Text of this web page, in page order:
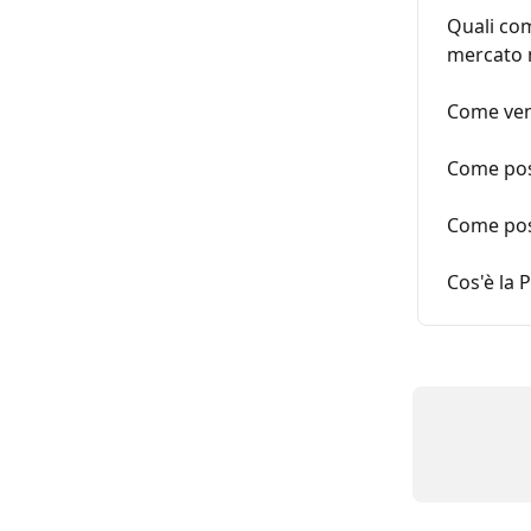
Quali
mercato
Come
Come
Come
Cos'è la